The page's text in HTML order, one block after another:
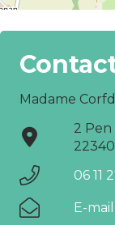
Madame
2 Pen
06 11
E-mail